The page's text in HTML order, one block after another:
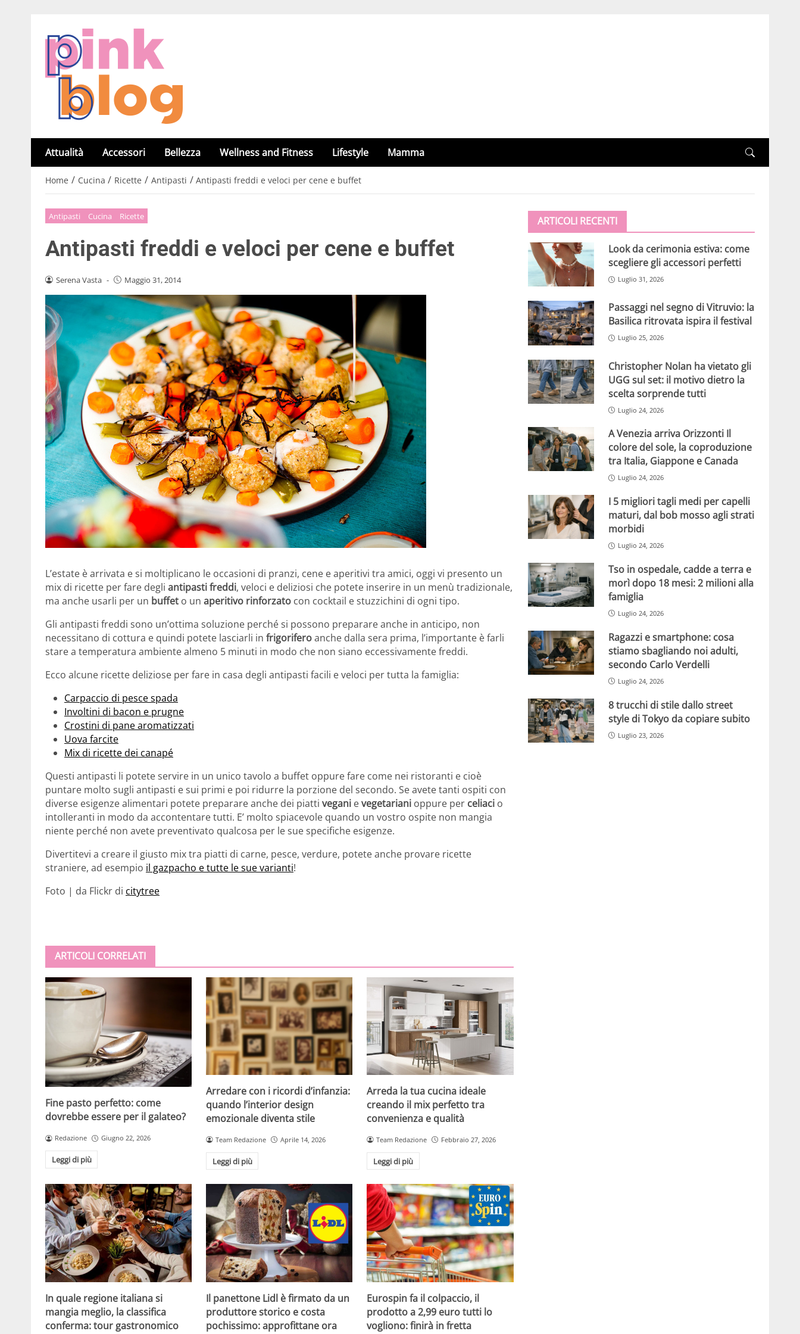
Attualità Accessori Bellezza Wellness and Fitness Lifestyle Mamma
Home / Cucina / Ricette / Antipasti / Antipasti freddi e veloci per cene e buffet
Antipasti Cucina Ricette
Antipasti freddi e veloci per cene e buffet
Serena Vasta - Maggio 31, 2014
L’estate è arrivata e si moltiplicano le occasioni di pranzi, cene e aperitivi tra amici, oggi vi presento un
mix di ricette per fare degli antipasti freddi, veloci e deliziosi che potete inserire in un menù tradizionale,
ma anche usarli per un buffet o un aperitivo rinforzato con cocktail e stuzzichini di ogni tipo.
Gli antipasti freddi sono un’ottima soluzione perché si possono preparare anche in anticipo, non
necessitano di cottura e quindi potete lasciarli in frigoriferoanche dalla sera prima, l’importante è farli
stare a temperatura ambiente almeno 5 minuti in modo che non siano eccessivamente freddi.
Ecco alcune ricette deliziose per fare in casa degli antipasti facili e veloci per tutta la famiglia:
Carpaccio di pesce spada
Involtini di bacon e prugne
Crostini di pane aromatizzati
Uova farcite
Mix di ricette dei canapé
Questi antipasti li potete servire in un unico tavolo a buffet oppure fare come nei ristoranti e cioè
puntare molto sugli antipasti e sui primi e poi ridurre la porzione del secondo. Se avete tanti ospiti con
diverse esigenze alimentari potete preparare anche dei piatti vegani evegetariani oppure per celiaci o
intolleranti in modo da accontentare tutti. E’ molto spiacevole quando un vostro ospite non mangia
niente perché non avete preventivato qualcosa per le sue specifiche esigenze.
Divertitevi a creare il giusto mix tra piatti di carne, pesce, verdure, potete anche provare ricette
straniere, ad esempio il gazpacho e tutte le sue varianti!
Foto | da Flickr di citytree
ARTICOLI CORRELATI
Fine pasto perfetto: come
dovrebbe essere per il galateo?
Redazione Giugno 22, 2026
Leggi di più
Arredare con i ricordi d’infanzia:
quando l’interior design
emozionale diventa stile
Team Redazione Aprile 14, 2026
Leggi di più
Arreda la tua cucina ideale
creando il mix perfetto tra
convenienza e qualità
Team Redazione Febbraio 27, 2026
Leggi di più
In quale regione italiana si
mangia meglio, la classifica
conferma: tour gastronomico
Il panettone Lidl è firmato da un
produttore storico e costa
pochissimo: approfittane ora
Eurospin fa il colpaccio, il
prodotto a 2,99 euro tutti lo
vogliono: finirà in fretta
ARTICOLI RECENTI
Look da cerimonia estiva: come
scegliere gli accessori perfetti
Luglio 31, 2026
Passaggi nel segno di Vitruvio: la
Basilica ritrovata ispira il festival
Luglio 25, 2026
Christopher Nolan ha vietato gli
UGG sul set: il motivo dietro la
scelta sorprende tutti
Luglio 24, 2026
A Venezia arriva Orizzonti Il
colore del sole, la coproduzione
tra Italia, Giappone e Canada
Luglio 24, 2026
I 5 migliori tagli medi per capelli
maturi, dal bob mosso agli strati
morbidi
Luglio 24, 2026
Tso in ospedale, cadde a terra e
morì dopo 18 mesi: 2 milioni alla
famiglia
Luglio 24, 2026
Ragazzi e smartphone: cosa
stiamo sbagliando noi adulti,
secondo Carlo Verdelli
Luglio 24, 2026
8 trucchi di stile dallo street
style di Tokyo da copiare subito
Luglio 23, 2026